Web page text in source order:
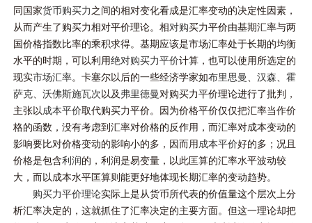
同国家货币购买力 之间的相对变化看成是汇率变动的决定性因素，
从而产生了购买力相对平价理论。相对购买力平价由基期汇率与两
国价格指数比率的乘积求得。基期应该是市场汇率处于长期的均衡
水平的时期，可以利用绝对购买力平价计算，也可以使用所选定的
现实市场汇率。卡塞尔以后的一些经济学家如布里思曼 、汉森、霍
萨克、沃佛斯施瓦次 以及 弗里德曼对购买力平价理论进行了批判，
主张以成本平价取代购买力平价。因为价格平价仅仅把汇率当作价
格的函数，没有考虑到汇率对价格的反作用，而汇率对成本变动的
影响要比对价格变动的影响小的多，因而用 成本平价好的多；况且
价格是包含利润 的，利润是易变量，以此匡算的汇率水平波动较
大，而以成本水平匡算则能更好地体现长期汇率的变动趋势。
购买力平价理论实际上是从货币所代表的价值量这个层次上分
析汇率决定的，这就抓住了汇率决定的主要方面。但这一理论却把